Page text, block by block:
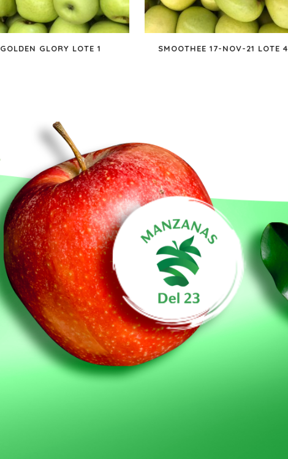
GOLDEN GLORY LOTE 1 SMOOTHEE 17-NOV-21 LOTE 4